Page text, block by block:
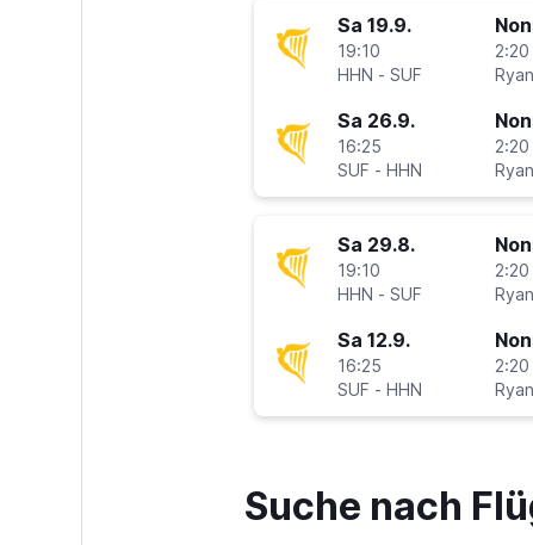
Sa 19.9.
19:10
HHN - SUF
Sa 26.9.
16:25
SUF - HHN
Sa 29.8.
19:10
HHN - SUF
Sa 12.9.
16:25
SUF - HHN
Suche nach